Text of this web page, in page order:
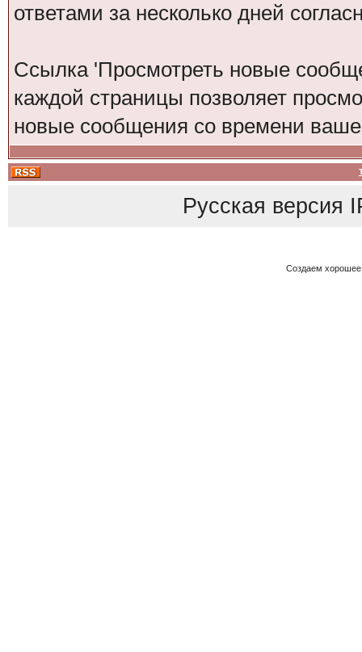
ответами за несколько дней
Ссылка 'Просмотреть новые
каждой страницы позволяет
новые сообщения со времени
Русская версия
Создаем